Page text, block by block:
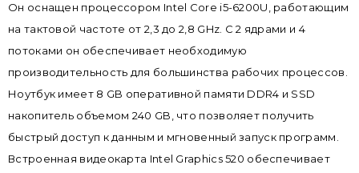
Он оснащен процессором Intel Core i5-6200U, работающим
на тактовой частоте от 2,3 до 2,8 GHz. С 2 ядрами и 4
потоками он обеспечивает необходимую
производительность для большинства рабочих процессов.
Ноутбук имеет 8 GB оперативной памяти DDR4 и SSD
накопитель объемом 240 GB, что позволяет получить
быстрый доступ к данным и мгновенный запуск программ.
Встроенная видеокарта Intel Graphics 520 обеспечивает